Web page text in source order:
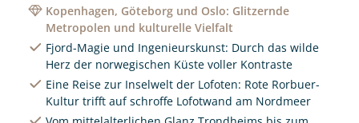
Kopenhagen, Göteborg und Oslo: Glitzernde
Metropolen und kulturelle Vielfalt
Fjord-Magie und Ingenieurskunst: Durch das wilde
Herz der norwegischen Küste voller Kontraste
Eine Reise zur Inselwelt der Lofoten: Rote Rorbuer-
Kultur trifft auf schroffe Lofotwand am Nordmeer